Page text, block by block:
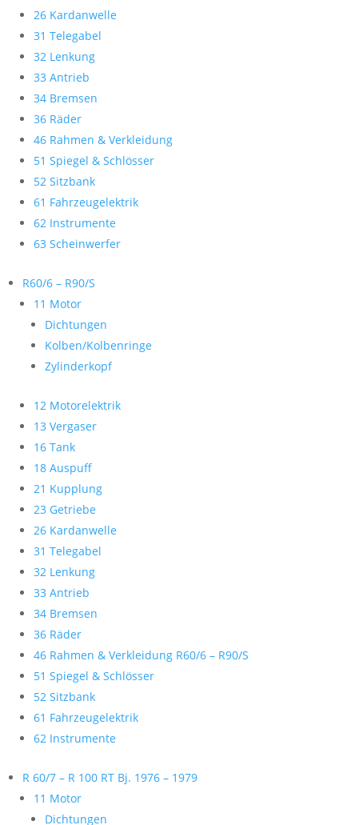
26 Kardanwelle
31 Telegabel
32 Lenkung
33 Antrieb
34 Bremsen
36 Räder
46 Rahmen & Verkleidung
51 Spiegel & Schlösser
52 Sitzbank
61 Fahrzeugelektrik
62 Instrumente
63 Scheinwerfer
R60/6 – R90/S
11 Motor
Dichtungen
Kolben/Kolbenringe
Zylinderkopf
12 Motorelektrik
13 Vergaser
16 Tank
18 Auspuff
21 Kupplung
23 Getriebe
26 Kardanwelle
31 Telegabel
32 Lenkung
33 Antrieb
34 Bremsen
36 Räder
46 Rahmen & Verkleidung R60/6 – R90/S
51 Spiegel & Schlösser
52 Sitzbank
61 Fahrzeugelektrik
62 Instrumente
R 60/7 – R 100 RT Bj. 1976 – 1979
11 Motor
Dichtungen